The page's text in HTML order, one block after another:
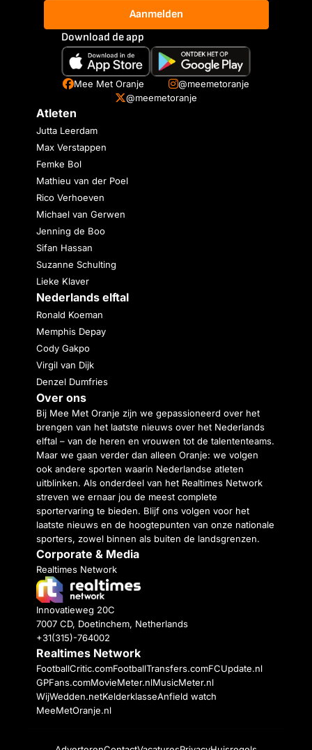
Aanmelden
Download de app
Mee Met Oranje
@meemetoranje
@meemetoranje
Atleten
Jutta Leerdam
Max Verstappen
Femke Bol
Mathieu van der Poel
Rico Verhoeven
Michael van Gerwen
Jenning de Boo
Sifan Hassan
Suzanne Schulting
Lieke Klaver
Nederlands elftal
Ronald Koeman
Memphis Depay
Cody Gakpo
Virgil van Dijk
Denzel Dumfries
Over ons
Bij Mee Met Oranje zijn we gepassioneerd over het
brengen van het laatste nieuws over het Nederlands
elftal – van de heren en vrouwen tot de talententeams.
Maar we gaan verder dan alleen Oranje: we volgen
ook andere sporten waarin Nederlandse atleten
uitblinken. Als onderdeel van het Realtimes Network
streven we ernaar jou de meest complete
sportervaring te bieden. Blijf ons volgen voor het
laatste nieuws en de hoogtepunten van onze nationale
sporters, zowel binnen als buiten de landsgrenzen.
Corporate & Media
Realtimes Network
Innovatieweg 20C
7007 CD, Doetinchem, Netherlands
+31(315)-764002
Realtimes Network
FootballCritic.comFootballTransfers.comFCUpdate.nl
GPFans.comMovieMeter.nlMusicMeter.nl
WijWedden.netKelderklasseAnfield watch
MeeMetOranje.nl